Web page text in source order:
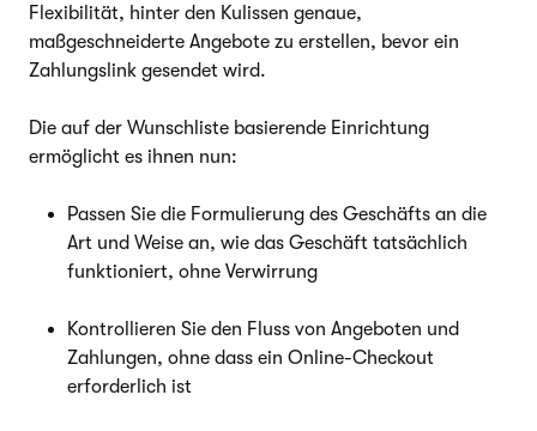
Flexibilität, hinter den Kulissen genaue,
maßgeschneiderte Angebote zu erstellen, bevor ein
Zahlungslink gesendet wird.
Die auf der Wunschliste basierende Einrichtung
ermöglicht es ihnen nun:
Passen Sie die Formulierung des Geschäfts an die
Art und Weise an, wie das Geschäft tatsächlich
funktioniert, ohne Verwirrung
Kontrollieren Sie den Fluss von Angeboten und
Zahlungen, ohne dass ein Online-Checkout
erforderlich ist